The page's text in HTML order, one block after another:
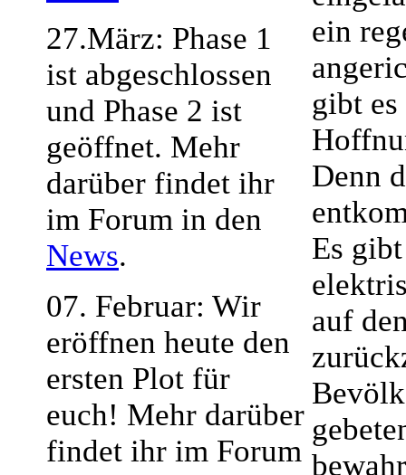
27.März: Phase 1
ist abgeschlossen
und Phase 2 ist
geöffnet. Mehr
darüber findet ihr
im Forum in den
News.
07. Februar: Wir
eröffnen heute den
ersten Plot für
euch! Mehr darüber
findet ihr im Forum
ein
gibt
Denn
Es
auf